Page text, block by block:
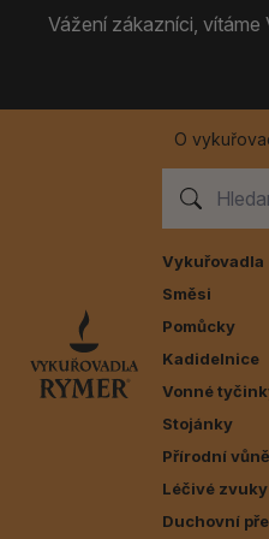
Vážení zákazníci,
O
Vykuřovadla
Směsi
Pomůcky
Kadidelnice
Vonné
Stojánky
Přírodní vůně
Léčivé zvuky
Duchovní